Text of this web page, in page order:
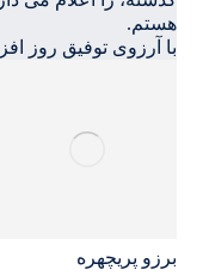
هستم.
با آرزوی توفیق روز
برزو پریچهره